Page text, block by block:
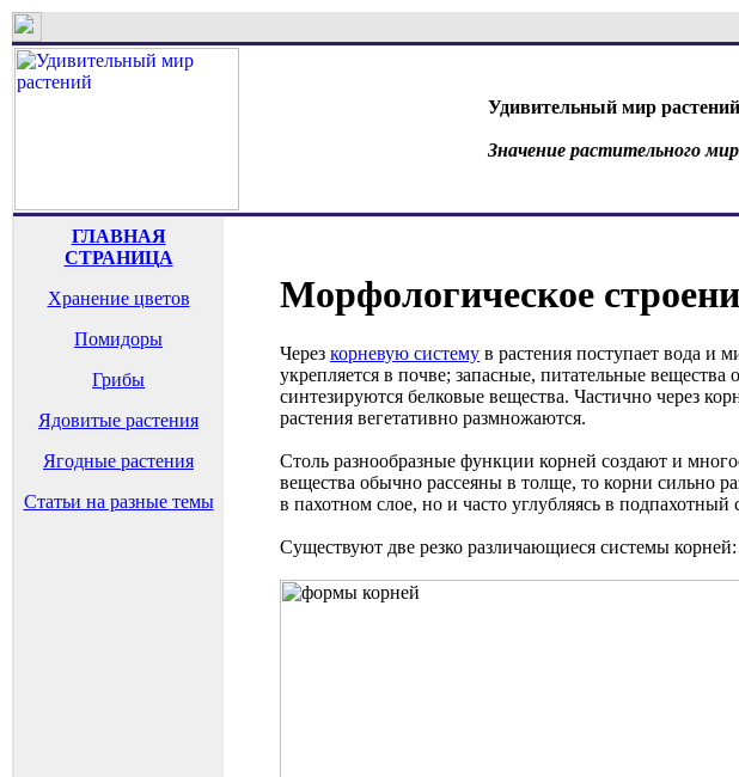
Удивительный мир растений
Значение растительного
ГЛАВНАЯ
СТРАНИЦА
Хранение цветов
Помидоры
Грибы
Ядовитые растения
Ягодные растения
Статьи на разные темы
Морфологическое
Через корневую систему в растения поступает вода и
укрепляется в почве; запасные, питательные
синтезируются белковые вещества. Частично через
растения вегетативно размножаются.
Столь разнообразные функции корней создают и
вещества обычно рассеяны в толще, то корни сильно
в пахотном слое, но и часто углубляясь в подпахотный
Существуют две резко различающиеся системы